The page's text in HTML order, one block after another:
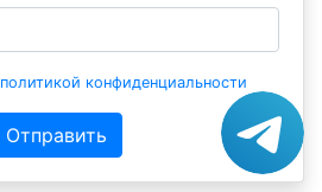
политикой конфиденциальности
Отправить